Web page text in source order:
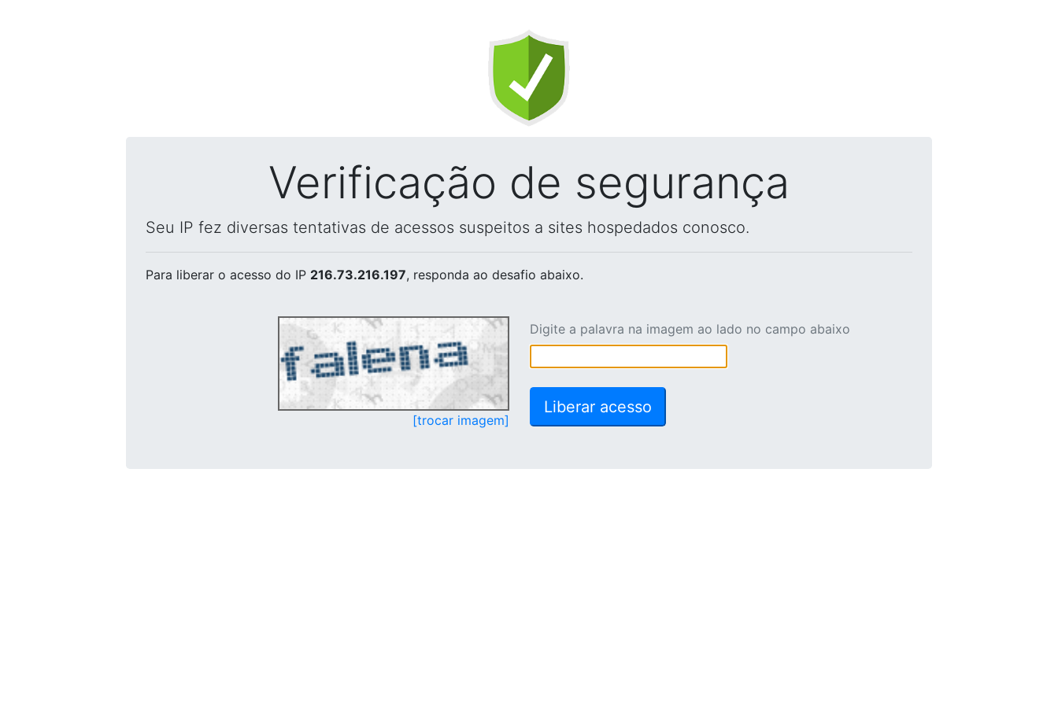
Verificação de segurança
Seu IP fez diversas tentativas de acessos suspeitos a sites hospedados conosco.
Para liberar o acesso do IP 216.73.216.197, responda ao desafio abaixo.
[trocar imagem]
Digite a palavra na imagem ao lado no campo abaixo